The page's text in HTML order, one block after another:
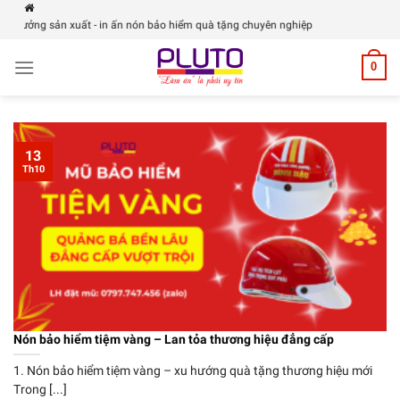
Skip
Xưởng sản xuất - in ấn nón bảo hiểm quà tặng chuyên nghiệp
0
Nón bảo hiểm tiệm vàng – Lan tỏa thương hiệu đẳng cấp
1. Nón bảo hiểm tiệm vàng – xu hướng quà tặng thương hiệu mới
Trong [...]
13
Th10